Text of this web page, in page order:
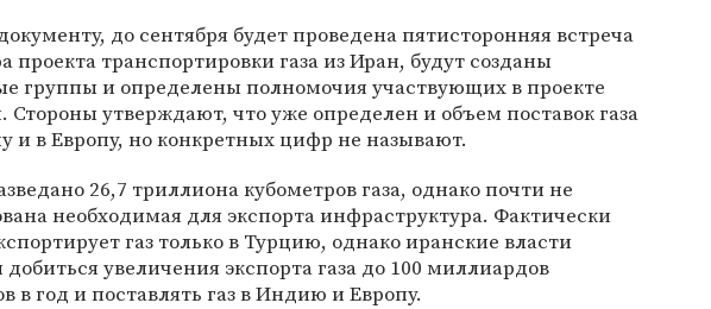
до сентября будет проведена пятисторонняя встреча
проекта транспортировки газа из Иран, будут созданы
группы и определены полномочия участвующих в проекте
утверждают, что уже определен и объем поставок газа
и в Европу, но конкретных цифр не называют.
26,7 триллиона кубометров газа, однако почти не
необходимая для экспорта инфраструктура. Фактически
газ только в Турцию, однако иранские власти
увеличения экспорта газа до 100 миллиардов
в год и поставлять газ в Индию и Европу.